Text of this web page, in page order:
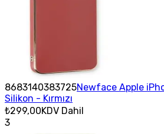
8683140383725Newface Apple
Silikon - Kırmızı
₺299,00KDV Dahil
3